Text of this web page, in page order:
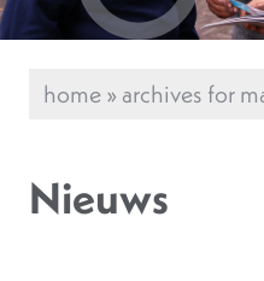
home»archives for
Nieuws